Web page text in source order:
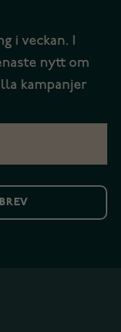
i veckan. I
nytt om
kampanjer